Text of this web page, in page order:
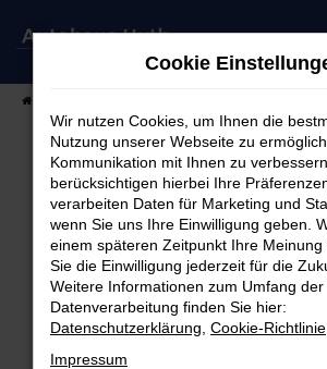
Zum
Fehler: Network Error
Beim Laden ist ein Fehler
Hier sind ein paar Tipps, die dir
Überprüfe deine Firewall und
Internetverbindung.
Laden andere Webseiten, zum
Cookie
Wir nutzen Cookies, um Ihnen die
Nutzung unserer Webseite zu
Kommunikation mit Ihnen zu
berücksichtigen hierbei Ihre
verarbeiten Daten für Marketing und
wenn Sie uns Ihre Einwilligung geben.
einem späteren Zeitpunkt Ihre
Sie die Einwilligung jederzeit für die
Weitere Informationen zum Umfang der
Datenverarbeitung finden Sie hier:
Datenschutzerklärung Cookie-Richtlinie
Impressum